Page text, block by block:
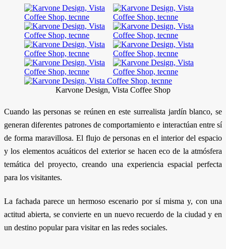
Karvone Design, Vista Coffee Shop
Cuando las personas se reúnen en este surrealista jardín blanco, se
generan diferentes patrones de comportamiento e interactúan entre sí
de forma maravillosa. El flujo de personas en el interior del espacio
y los elementos acuáticos del exterior se hacen eco de la atmósfera
temática del proyecto, creando una experiencia espacial perfecta
para los visitantes.
La fachada parece un hermoso escenario por sí misma y, con una
actitud abierta, se convierte en un nuevo recuerdo de la ciudad y en
un destino popular para visitar en las redes sociales.